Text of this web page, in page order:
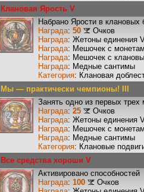
Клановая Ярость V
Набрано Ярости в клановых
Награда: 50
Очков
Награда: Жетоны единения
Награда: Мешочек с
Награда: Мешочек с
Награда: Медные сантимы
Категория: Клановая
Мы — практически чемпионы! III
Занять одно из первых трех
Награда: 25
Очков
Награда: Жетоны единения
Награда: Мешочек с
Награда: Медные сантимы
Категория: Клановые
Все средства хороши V
Активировано способностей
Награда: 100
Очков